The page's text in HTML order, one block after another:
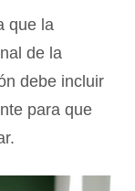
que la
de la
debe incluir
para que